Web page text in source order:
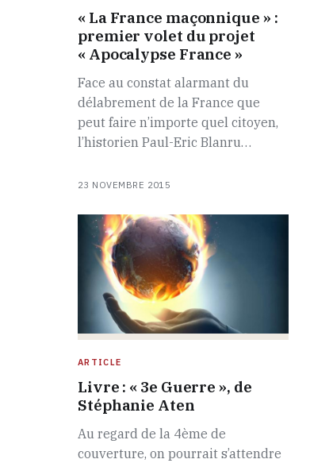
« La France maçonnique » :
premier volet du projet
« Apocalypse France »
Face au constat alarmant du
délabrement de la France que
peut faire n’importe quel citoyen,
l’historien Paul-Eric Blanru…
23 NOVEMBRE 2015
ARTICLE
Livre : « 3e Guerre », de
Stéphanie Aten
Au regard de la 4ème de
couverture, on pourrait s’attendre